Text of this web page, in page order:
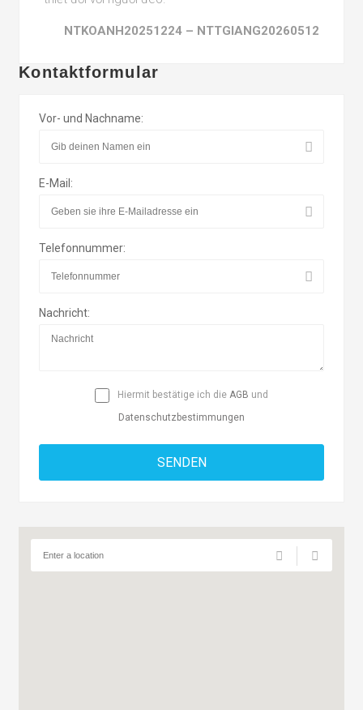
NTKOANH20251224 – NTTGIANG20260512
Kontaktformular
Vor- und Nachname:
E-Mail:
Telefonnummer:
Nachricht:
Hiermit bestätige ich die AGB und
Datenschutzbestimmungen